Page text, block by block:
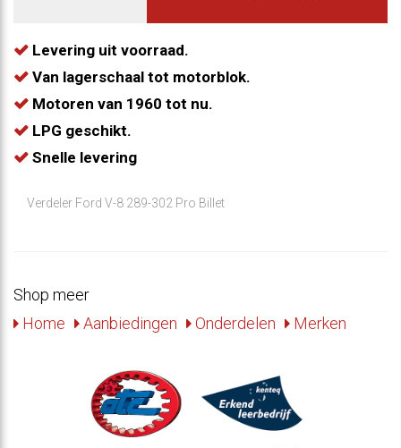
Levering uit voorraad.
Van lagerschaal tot motorblok.
Motoren van 1960 tot nu.
LPG geschikt.
Snelle levering
Verdeler Ford V-8 289-302 Pro Billet
Shop meer
Home
Aanbiedingen Onderdelen Merken